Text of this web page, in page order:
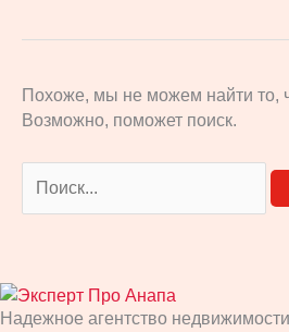
Похоже, мы не можем найти то,
Возможно, поможет поиск.
Надежное агентство